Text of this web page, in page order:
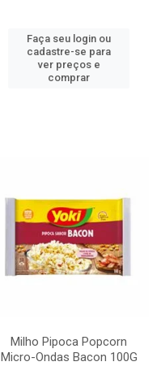
Faça seu login ou
cadastre-se para
ver preços e
comprar
Milho Pipoca Popcorn
Micro-Ondas Bacon 100G